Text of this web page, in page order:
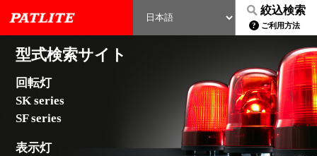
絞込検索
ご利用方法
型式検索サイト
回転灯
SK series
SF series
表示灯